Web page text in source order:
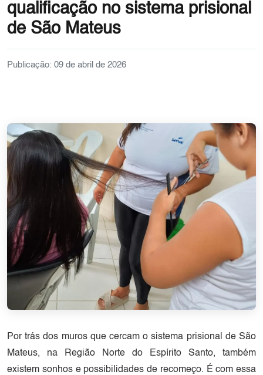
qualificação no sistema prisional
de São Mateus
Publicação: 09 de abril de 2026
Por trás dos muros que cercam o sistema prisional de São
Mateus, na Região Norte do Espírito Santo, também
existem sonhos e possibilidades de recomeço. É com essa